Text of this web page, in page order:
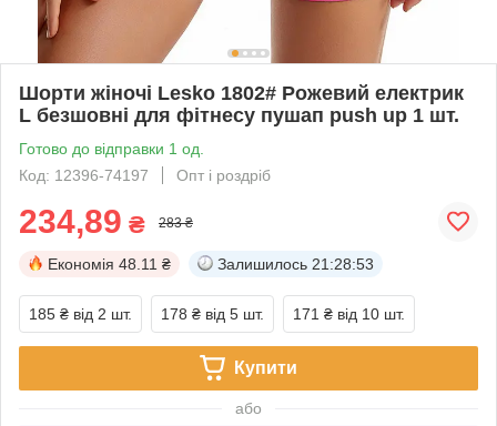
Шорти жіночі Lesko 1802# Рожевий електрик
L безшовні для фітнесу пушап push up 1 шт.
Готово до відправки 1 од.
Код: 12396-74197
Опт і роздріб
234,89 ₴ 283 ₴
Економія 48.11 ₴ Залишилось 21:28:52
185 ₴ від 2 шт. 178 ₴ від 5 шт. 171 ₴ від 10 шт.
Купити
або